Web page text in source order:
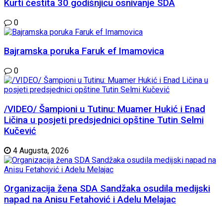
Kurti čestita 30 godišnjicu osnivanje SDA
0
Bajramska poruka Faruk ef Imamovica
0
/VIDEO/ Šampioni u Tutinu: Muamer Hukić i Enad
Ličina u posjeti predsjednici opštine Tutin Selmi
Kučević
4 Augusta, 2026
Organizacija žena SDA Sandžaka osudila medijski
napad na Anisu Fetahović i Adelu Melajac